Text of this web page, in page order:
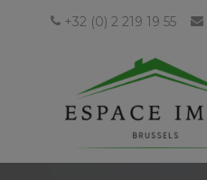
+32 (0) 2 219 19 55